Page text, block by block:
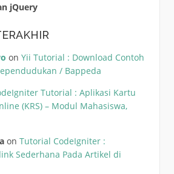
jQuery
on Yii Tutorial : Download Contoh
/ Bappeda
Tutorial : Aplikasi Kartu
(KRS) – Modul Mahasiswa,
on Tutorial CodeIgniter :
Sederhana Pada Artikel di